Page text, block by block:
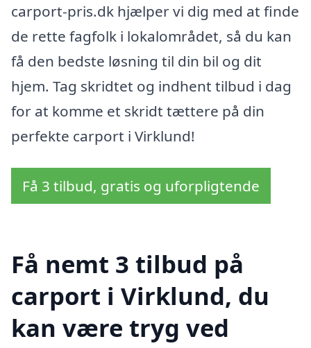
carport-pris.dk hjælper vi dig med at finde
de rette fagfolk i lokalområdet, så du kan
få den bedste løsning til din bil og dit
hjem. Tag skridtet og indhent tilbud i dag
for at komme et skridt tættere på din
perfekte carport i Virklund!
Få 3 tilbud, gratis og uforpligtende
Få nemt 3 tilbud på
carport i Virklund, du
kan være tryg ved